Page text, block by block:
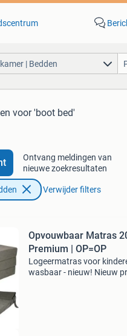
| Bedden
voor 'boot bed'
Ontvang meldingen van
nieuwe zoekresultaten
Verwijder filters
Opvouwbaar Matras
Premium | OP=OP
Logeermatras voor
wasbaar - nieuw! Nieuw